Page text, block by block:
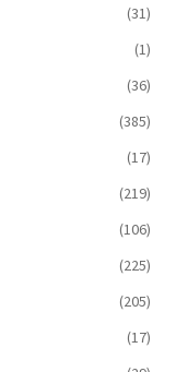
(31)
(1)
(36)
(385)
(17)
(219)
(106)
(225)
(205)
(17)